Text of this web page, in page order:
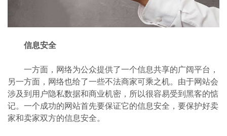
信息安全
一方面，网络为公众提供了一个信息共享的广阔平台，
另一方面，网络也给了一些不法商家可乘之机。由于网站会
涉及到用户隐私数据和商业机密，所以很容易受到黑客的惦
记。一个成功的网站首先要保证它的信息安全，要保护好卖
家和卖家双方的信息安全。